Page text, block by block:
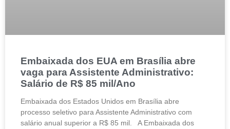
Embaixada dos EUA em Brasília abre
vaga para Assistente Administrativo:
Salário de R$ 85 mil/Ano
Embaixada dos Estados Unidos em Brasília abre
processo seletivo para Assistente Administrativo com
salário anual superior a R$ 85 mil. A Embaixada dos